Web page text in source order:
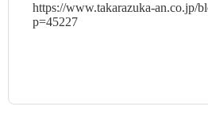
https://www.takarazuka-an.co.jp/
p=45227